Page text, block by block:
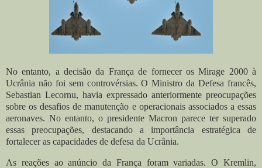
No entanto, a decisão da França de fornecer os Mirage 2000 à
Ucrânia não foi sem controvérsias. O Ministro da Defesa francês,
Sebastian Lecornu, havia expressado anteriormente preocupações
sobre os desafios de manutenção e operacionais associados a essas
aeronaves. No entanto, o presidente Macron parece ter superado
essas preocupações, destacando a importância estratégica de
fortalecer as capacidades de defesa da Ucrânia.
As reações ao anúncio da França foram variadas. O Kremlin,